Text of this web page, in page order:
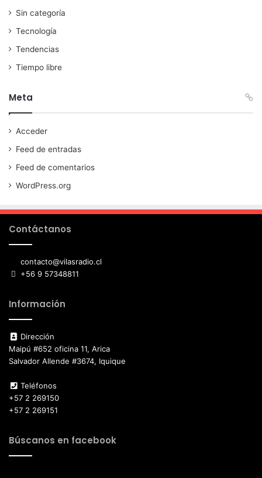
Sin categoría
Tecnología
Tendencias
Tiempo libre
Meta
Acceder
Feed de entradas
Feed de comentarios
WordPress.org
Contáctanos
contacto@vilasradio.cl
+56 9 57348811
Información
Dirección
Maipú #652 oficina 11, Arica
Salvador Allende #3674, Iquique
Teléfonos
+57 2 269150
+57 2 269151
Búscanos en facebook